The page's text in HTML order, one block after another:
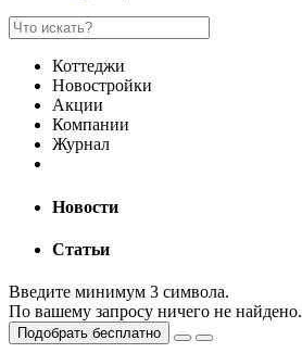
Коттеджи
Новостройки
Акции
Компании
Журнал
Новости
Статьи
Введите минимум 3 символа.
По вашему запросу ничего не найдено.
Подобрать бесплатно